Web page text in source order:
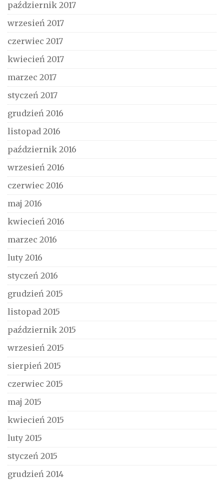
październik 2017
wrzesień 2017
czerwiec 2017
kwiecień 2017
marzec 2017
styczeń 2017
grudzień 2016
listopad 2016
październik 2016
wrzesień 2016
czerwiec 2016
maj 2016
kwiecień 2016
marzec 2016
luty 2016
styczeń 2016
grudzień 2015
listopad 2015
październik 2015
wrzesień 2015
sierpień 2015
czerwiec 2015
maj 2015
kwiecień 2015
luty 2015
styczeń 2015
grudzień 2014